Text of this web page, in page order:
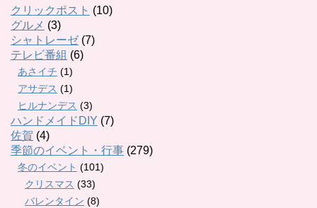
クリックポスト (10)
グルメ (3)
シャトレーゼ(7)
テレビ番組 (6)
あさイチ (1)
アサデス (1)
ヒルナンデス (3)
ハンドメイドDIY (7)
佐賀 (4)
季節のイベント・行事 (279)
冬のイベント (101)
クリスマス (33)
バレンタイン (8)